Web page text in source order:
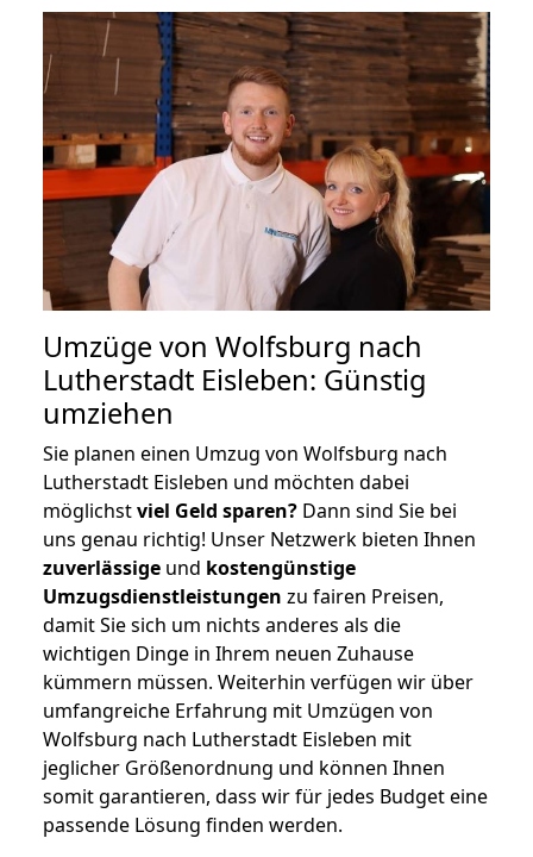
Umzüge von Wolfsburg nach
Lutherstadt Eisleben: Günstig
umziehen
Sie planen einen Umzug von Wolfsburg nach
Lutherstadt Eisleben und möchten dabei
möglichstviel Geld sparen? Dann sind Sie bei
uns genau richtig! Unser Netzwerk bieten Ihnen
zuverlässige und kostengünstige
Umzugsdienstleistungen zu fairen Preisen,
damit Sie sich um nichts anderes als die
wichtigen Dinge in Ihrem neuen Zuhause
kümmern müssen. Weiterhin verfügen wir über
umfangreiche Erfahrung mit Umzügen von
Wolfsburg nach Lutherstadt Eisleben mit
jeglicher Größenordnung und können Ihnen
somit garantieren, dass wir für jedes Budget eine
passende Lösung finden werden.